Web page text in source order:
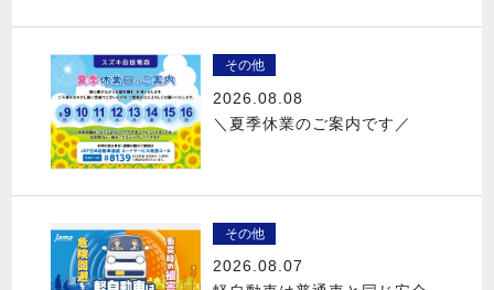
その他
2026.08.08
＼夏季休業のご案内です／
その他
2026.08.07